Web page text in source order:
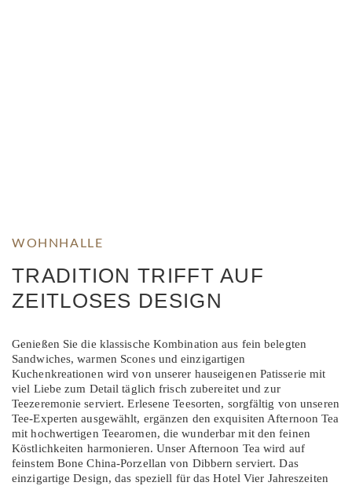
WOHNHALLE
TRADITION TRIFFT AUF
ZEITLOSES DESIGN
Genießen Sie die klassische Kombination aus fein belegten
Sandwiches, warmen Scones und einzigartigen
Kuchenkreationen wird von unserer hauseigenen Patisserie mit
viel Liebe zum Detail täglich frisch zubereitet und zur
Teezeremonie serviert. Erlesene Teesorten, sorgfältig von unseren
Tee-Experten ausgewählt, ergänzen den exquisiten Afternoon Tea
mit hochwertigen Teearomen, die wunderbar mit den feinen
Köstlichkeiten harmonieren. Unser Afternoon Tea wird auf
feinstem Bone China-Porzellan von Dibbern serviert. Das
einzigartige Design, das speziell für das Hotel Vier Jahreszeiten